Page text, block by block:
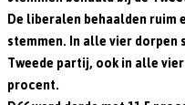
De liberalen behaalden ruim
stemmen. In alle vier dorpen
Tweede partij, ook in alle
procent.